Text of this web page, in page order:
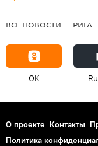
ВСЕ НОВОСТИ РИГА
OK
О проекте Контакты
Политика